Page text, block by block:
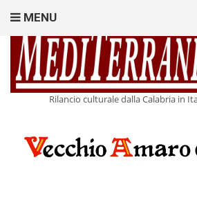
Rilancio culturale dalla Calabria in
MENU